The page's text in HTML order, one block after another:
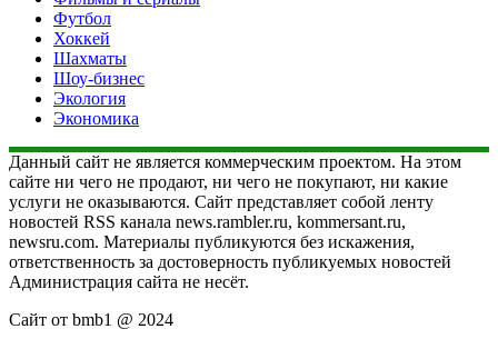
Футбол
Хоккей
Шахматы
Шоу-бизнес
Экология
Экономика
Данный сайт не является коммерческим проектом. На этом
сайте ни чего не продают, ни чего не покупают, ни какие
услуги не оказываются. Сайт представляет собой ленту
новостей RSS канала news.rambler.ru, kommersant.ru,
newsru.com. Материалы публикуются без искажения,
ответственность за достоверность публикуемых новостей
Администрация сайта не несёт.
Сайт от bmb1 @ 2024